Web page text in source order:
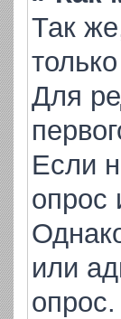
Так
Для
Если
опрос
или